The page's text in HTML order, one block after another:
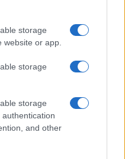
storage
website or app.
storage
storage
and other
gli appassionati di